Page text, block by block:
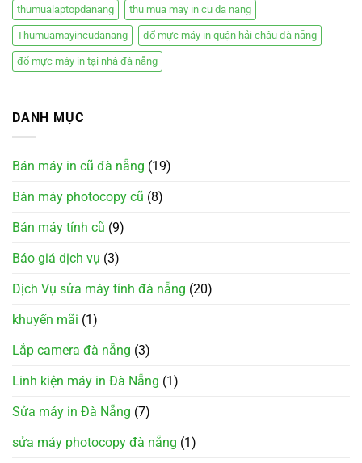
thumualaptopdanang thu mua may in cu da nang
Thumuamayincudanang đổ mực máy in quận hải châu đà nẵng
đổ mực máy in tại nhà đà nẵng
DANH MỤC
Bán máy in cũ đà nẵng (19)
Bán máy photocopy cũ (8)
Bán máy tính cũ (9)
Báo giá dịch vụ (3)
Dịch Vụ sửa máy tính đà nẵng (20)
khuyến mãi (1)
Lắp camera đà nẵng (3)
Linh kiện máy in Đà Nẵng (1)
Sửa máy in Đà Nẵng (7)
sửa máy photocopy đà nẵng (1)